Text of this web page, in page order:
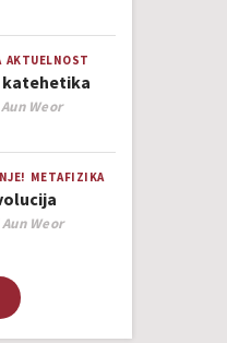
AKTUELNOST
katehetika
Weor
METAFIZIKA
Weor